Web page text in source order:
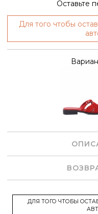
Оставьте
Для того чтобы
ДЛЯ ТОГО ЧТОБЫ